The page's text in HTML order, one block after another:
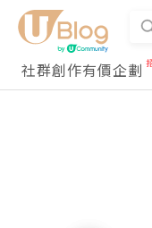
社群創作有價企劃